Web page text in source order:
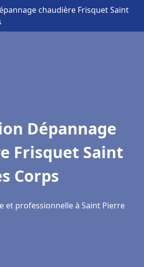
chaudière Frisquet Saint
Dépannage
Frisquet Saint
Corps
et professionnelle à Saint Pierre